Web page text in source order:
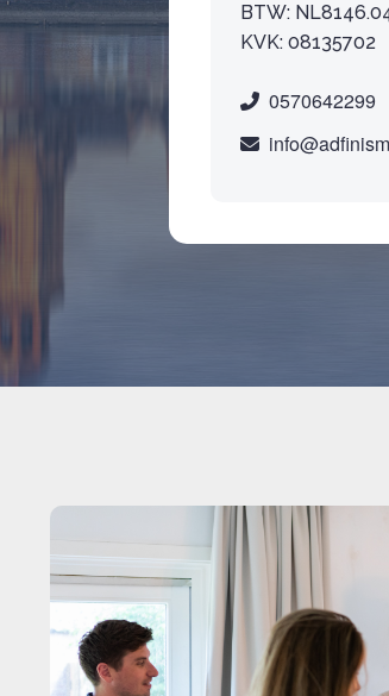
BTW:
KVK: 08135702
0570642299